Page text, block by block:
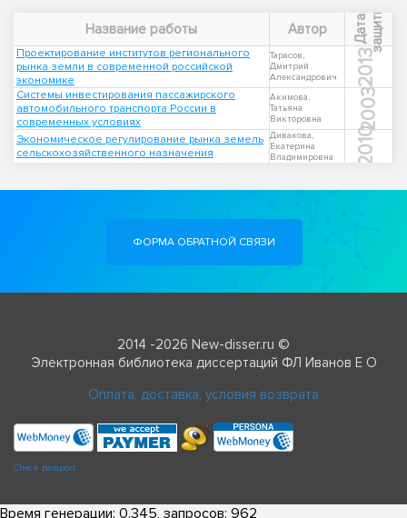
Название работы Автор Д
а
т
а
з
а
щ
и
т ы
Проектирование институтов регионального
рынка земли в современной российской
экономике
Тарасов,
Дмитрий
Александрович
2013
Системы инвестирования пассажирского
автомобильного транспорта России в
современных условиях
Акимова,
Татьяна
Викторовна
2003
Экономическое регулирование рынка земель
сельскохозяйственного назначения
Дивакова,
Екатерина
Владимировна
2010
ФОРМА ОБРАТНОЙ СВЯЗИ
2014 -2026 New-disser.ru ©
Электронная библиотека диссертаций ФЛ Иванов Е О
Оплата, доставка, условия возврата
Check passport
Время генерации: 0.345, запросов: 962